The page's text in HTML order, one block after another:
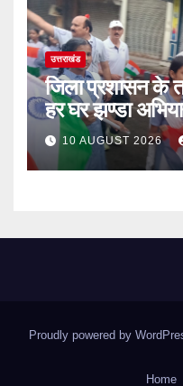
उत्तराखंड
जिला प्रशासन के
हर घर झण्डा
10 AUGUST 2026
Proudly powered by
Home